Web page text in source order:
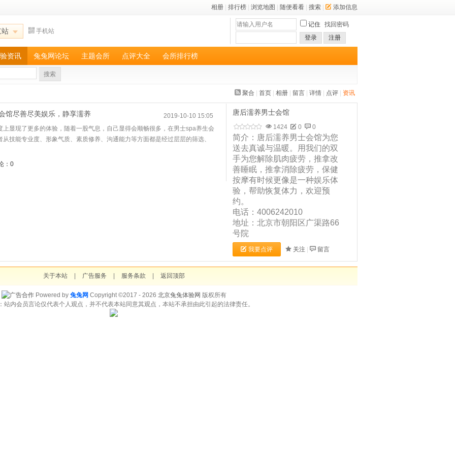
相册 排行榜 浏览地图 随便看看 搜索 添加信息
站 手机站
记住 找回密码
登录
注册
资讯 兔兔网论坛 主题会所 点评大全 会所排行榜
搜索
聚合 首页 相册 留言 详情 点评 资讯
2019-10-10 15:05
馆尽善尽美娱乐，静享濡养
显现了更多的体验，随着一股气息，自己显得会顺畅很多，在男士spa养生会
技能专业度、形象气质、素质修养、沟通能力等方面都是经过层层的筛选、
：0
唐后濡养男士会馆
1424 0 0
简介：唐后濡养男士会馆为您
送去真诚与温暖。用我们的双
手为您解除肌肉疲劳，推拿改
善睡眠，推拿消除疲劳，保健
按摩有时候更像是一种娱乐体
验，帮助恢复体力，欢迎预
约。
电话：4006242010
地址：北京市朝阳区广渠路66
号院
我要点评 关注 留言
关于本站 广告服务 服务条款 返回顶部
Powered by 兔兔网 Copyright ©2017 - 2026 北京兔兔体验网 版权所有
站内会员言论仅代表个人观点，并不代表本站同意其观点，本站不承担由此引起的法律责任。